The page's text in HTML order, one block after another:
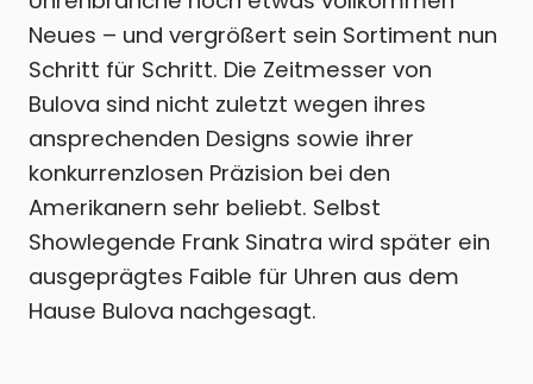
Neues – und vergrößert sein Sortiment nun
Schritt für Schritt. Die Zeitmesser von
Bulova sind nicht zuletzt wegen ihres
ansprechenden Designs sowie ihrer
konkurrenzlosen Präzision bei den
Amerikanern sehr beliebt. Selbst
Showlegende Frank Sinatra wird später ein
ausgeprägtes Faible für Uhren aus dem
Hause Bulova nachgesagt.